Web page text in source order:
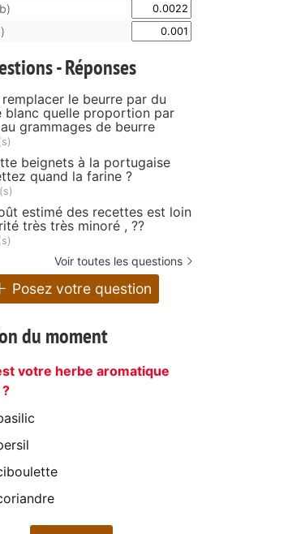
- Réponses
le beurre par du
blanc quelle proportion par
grammages de beurre
beignets à la portugaise
quand la farine ?
estimé des recettes est loin
très très minoré , ??
Voir toutes les questions
Posez votre question
du moment
votre herbe aromatique